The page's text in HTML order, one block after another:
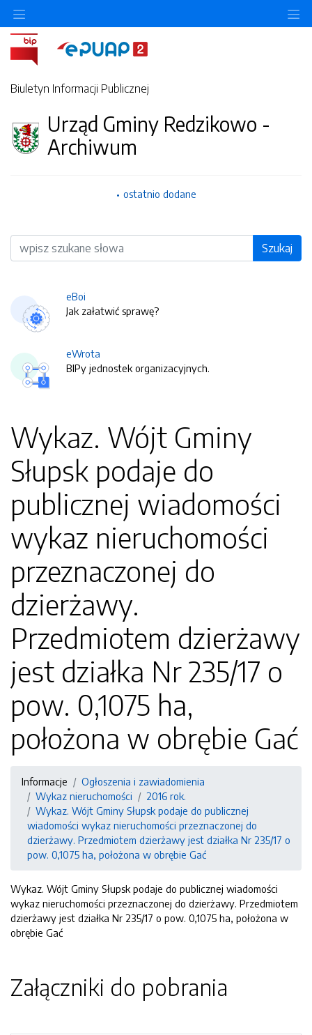
Biuletyn Informacji Publicznej
Urząd Gminy Redzikowo -
Archiwum
ostatnio dodane
Wyszukiwarka Szukaj
eBoi
Jak załatwić sprawę?
eWrota
BIPy jednostek organizacyjnych.
Wykaz. Wójt Gminy
Słupsk podaje do
publicznej wiadomości
wykaz nieruchomości
przeznaczonej do
dzierżawy.
Przedmiotem dzierżawy
jest działka Nr 235/17 o
pow. 0,1075 ha,
położona w obrębie Gać
Informacje
Ogłoszenia i zawiadomienia
Wykaz nieruchomości
2016 rok.
Wykaz. Wójt Gminy Słupsk podaje do publicznej
wiadomości wykaz nieruchomości przeznaczonej do
dzierżawy. Przedmiotem dzierżawy jest działka Nr 235/17 o
pow. 0,1075 ha, położona w obrębie Gać
Wykaz. Wójt Gminy Słupsk podaje do publicznej wiadomości
wykaz nieruchomości przeznaczonej do dzierżawy. Przedmiotem
dzierżawy jest działka Nr 235/17 o pow. 0,1075 ha, położona w
obrębie Gać
Załączniki do pobrania